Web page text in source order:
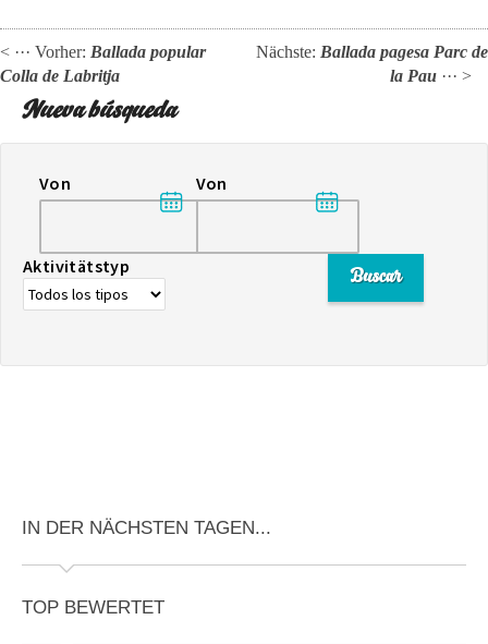
< ··· Vorher: Ballada popular
Colla de Labritja
Nächste: Ballada pagesa Parc de
la Pau ··· >
Nueva búsqueda
Von Von
Aktivitätstyp
IN DER NÄCHSTEN TAGEN...
TOP BEWERTET